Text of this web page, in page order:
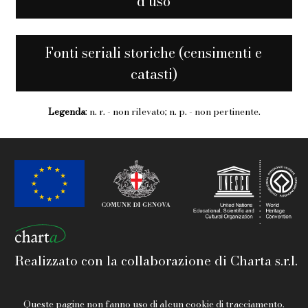
Fonti seriali storiche (censimenti e
catasti)
Legenda: n. r. - non rilevato; n. p. - non pertinente.
Realizzato con la collaborazione di Charta s.r.l.
Queste pagine non fanno uso di alcun cookie di tracciamento.